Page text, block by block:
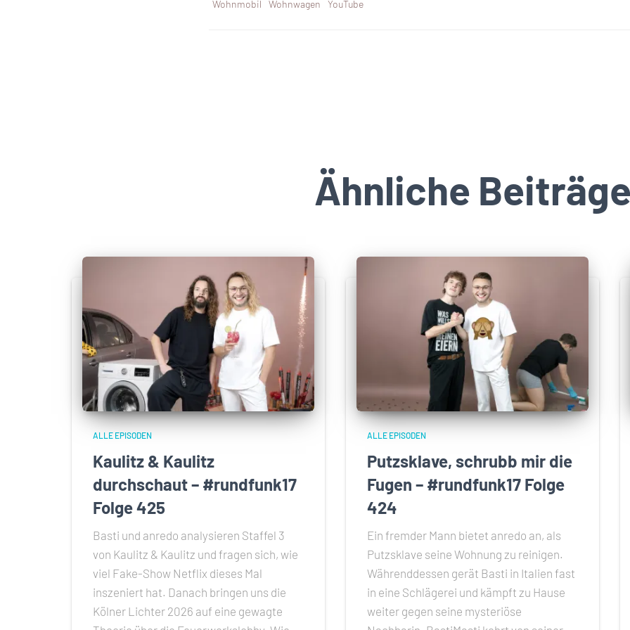
Wohnmobil Wohnwagen YouTube
Ähnliche
ALLE EPISODEN
Kaulitz & Kaulitz
durchschaut – #rundfunk17
Folge 425
Basti und anredo analysieren Staffel 3
von Kaulitz & Kaulitz und fragen sich, wie
viel Fake-Show Netflix dieses Mal
inszeniert hat. Danach bringen uns die
Kölner Lichter 2026 auf eine gewagte
ALLE EPISODEN
Putzsklave, schrubb mir die
Fugen – #rundfunk17 Folge
424
Ein fremder Mann bietet anredo an, als
Putzsklave seine Wohnung zu reinigen.
Währenddessen gerät Basti in Italien fast
in eine Schlägerei und kämpft zu Hause
weiter gegen seine mysteriöse